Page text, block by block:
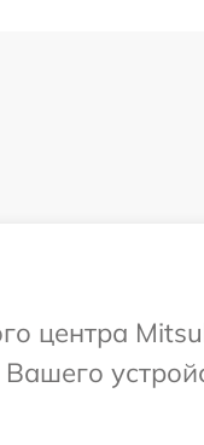
центра